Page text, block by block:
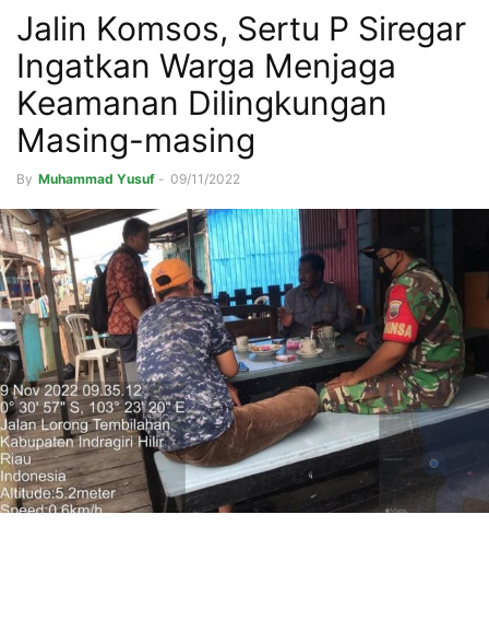
Jalin Komsos, Sertu P Siregar
Ingatkan Warga Menjaga
Keamanan Dilingkungan
Masing-masing
By Muhammad Yusuf - 09/11/2022